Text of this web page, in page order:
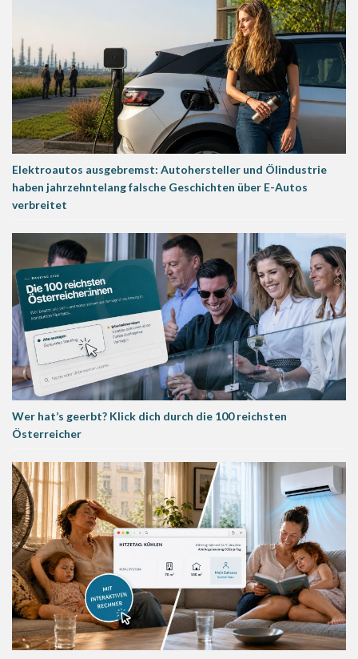
Elektroautos ausgebremst: Autohersteller und Ölindustrie
haben jahrzehntelang falsche Geschichten über E-Autos
verbreitet
Wer hat’s geerbt? Klick dich durch die 100 reichsten
Österreicher